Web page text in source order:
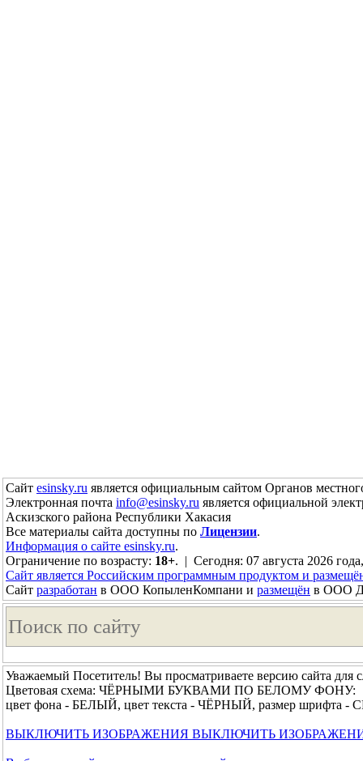
Сайт esinsky.ru является официальным сайтом Органов
Электронная почта info@esinsky.ru является официальной
Аскизского района Республики Хакасия
Все материалы сайта доступны по Лицензии.
Информация о сайте esinsky.ru.
Ограничение по возрасту: 18+. | Сегодня: 07 августа 2026
Сайт является Российским программным продуктом и
Сайт разработан в ООО КопыленКомпани и размещён в ООО
Уважаемый Посетитель! Вы просматриваете версию сайта для
Цветовая схема: ЧЁРНЫМИ БУКВАМИ ПО БЕЛОМУ ФОНУ:
цвет фона - БЕЛЫЙ, цвет текста - ЧЁРНЫЙ, размер шрифта
ВЫКЛЮЧИТЬ ИЗОБРАЖЕНИЯ ВЫКЛЮЧИТЬ